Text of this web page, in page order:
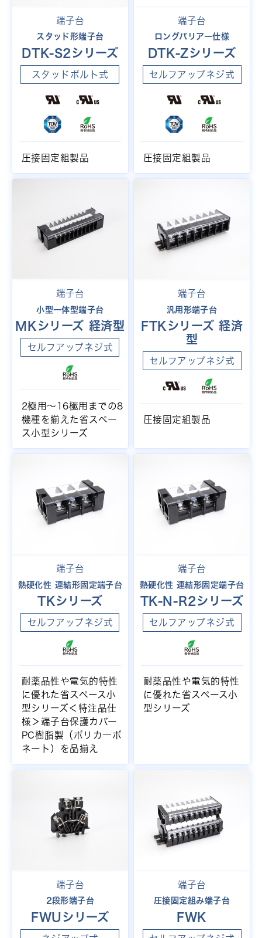
端子台
スタッド形端子台
DTK-S2シリーズ
スタッドボルト式
圧接固定組製品
端子台
ロングバリアー仕様
DTK-Zシリーズ
セルフアップネジ式
圧接固定組製品
端子台
小型一体型端子台
MKシリーズ 経済型
セルフアップネジ式
2極用～16極用までの8
機種を揃えた省スペー
ス小型シリーズ
端子台
汎用形端子台
FTKシリーズ 経済
型
セルフアップネジ式
圧接固定組製品
端子台
熱硬化性 連結形固定端子台
TKシリーズ
セルフアップネジ式
耐薬品性や電気的特性
に優れた省スペース小
型シリーズ＜特注品仕
様＞端子台保護カバー
PC樹脂製（ポリカ―ボ
ネート）を品揃え
端子台
熱硬化性 連結形固定端子台
TK-N-R2シリーズ
セルフアップネジ式
耐薬品性や電気的特性
に優れた省スペース小
型シリーズ
端子台
2段形端子台
FWUシリーズ
端子台
圧接固定組み端子台
FWK